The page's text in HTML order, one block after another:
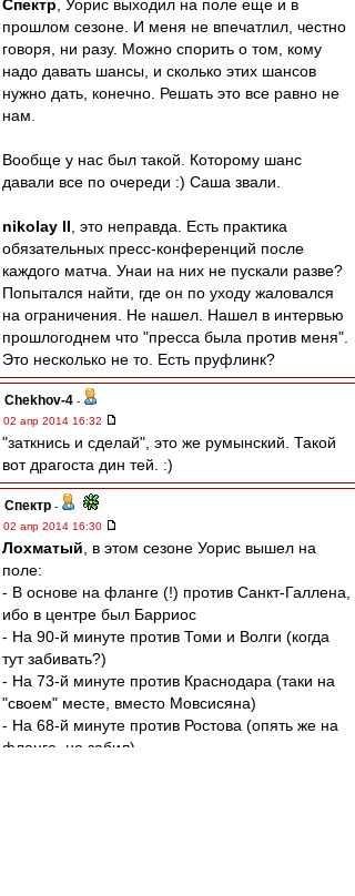
Спектр , Уорис выходил на поле еще и в
прошлом сезоне. И меня не впечатлил, честно
говоря, ни разу. Можно спорить о том, кому
надо давать шансы, и сколько этих шансов
нужно дать, конечно. Решать это все равно не
нам.
Вообще у нас был такой. Которому шанс
давали все по очереди :) Саша звали.
nikolay II , это неправда. Есть практика
обязательных пресс-конференций после
каждого матча. Унаи на них не пускали разве?
Попытался найти, где он по уходу жаловался
на ограничения. Не нашел. Нашел в интервью
прошлогоднем что "пресса была против меня".
Это несколько не то. Есть пруфлинк?
Chekhov-4 -
02 апр 2014 16:32
"заткнись и сделай", это же румынский. Такой
вот драгоста дин тей. :)
Спектр -
02 апр 2014 16:30
Лохматый , в этом сезоне Уорис вышел на
поле:
- В основе на фланге (!) против Санкт-Галлена,
ибо в центре был Барриос
- На 90-й минуте против Томи и Волги (когда
тут забивать?)
- На 73-й минуте против Краснодара (таки на
"своем" месте, вместо Мовсисяна)
- На 68-й минуте против Ростова (опять же на
фланге, но забил).